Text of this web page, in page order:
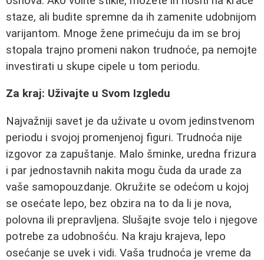
staze, ali budite spremne da ih zamenite udobnijom
varijantom. Mnoge žene primećuju da im se broj
stopala trajno promeni nakon trudnoće, pa nemojte
investirati u skupe cipele u tom periodu.
Za kraj: Uživajte u Svom Izgledu
Najvažniji savet je da uživate u ovom jedinstvenom
periodu i svojoj promenjenoj figuri. Trudnoća nije
izgovor za zapuštanje. Malo šminke, uredna frizura
i par jednostavnih nakita mogu čuda da urade za
vaše samopouzdanje. Okružite se odećom u kojoj
se osećate lepo, bez obzira na to da li je nova,
polovna ili prepravljena. Slušajte svoje telo i njegove
potrebe za udobnošću. Na kraju krajeva, lepo
osećanje se uvek i vidi. Vaša trudnoća je vreme da